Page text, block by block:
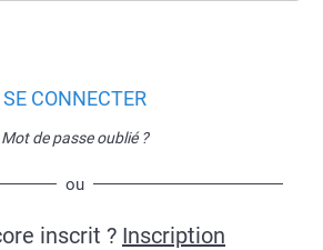
SE CONNECTER
Mot de passe oublié ?
ou
inscrit ? Inscription